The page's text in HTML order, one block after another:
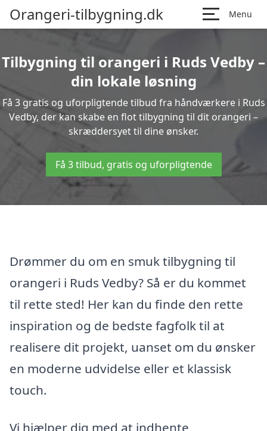
Orangeri-tilbygning.dk Menu
Tilbygning til orangeri i Ruds Vedby –
din lokale løsning
Få 3 gratis og uforpligtende tilbud fra håndværkere i Ruds
Vedby, der kan skabe en flot tilbygning til dit orangeri –
skræddersyet til dine ønsker.
Få 3 tilbud, gratis og uforpligtende
Drømmer du om en smuk tilbygning til
orangeri i Ruds Vedby? Så er du kommet
til rette sted! Her kan du finde den rette
inspiration og de bedste fagfolk til at
realisere dit projekt, uanset om du ønsker
en moderne udvidelse eller et klassisk
touch.